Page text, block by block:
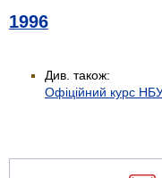
1996
Див. також:
Офіційний курс